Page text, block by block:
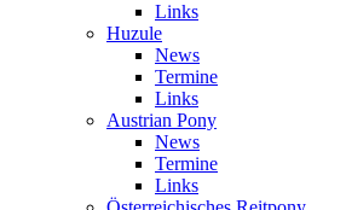
Links
Huzule
News
Termine
Links
Austrian Pony
News
Termine
Links